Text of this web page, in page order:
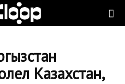
Казахстан,